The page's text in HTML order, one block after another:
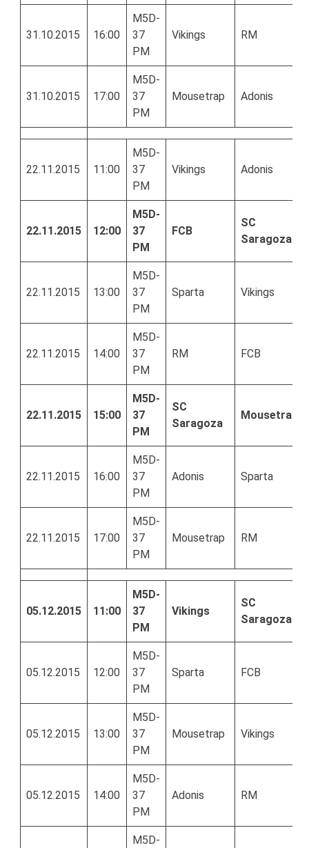
31.10.2015 16:00
M5D-
37
PM
Vikings RM
31.10.2015 17:00
M5D-
37
PM
Mousetrap Adonis
22.11.2015 11:00
M5D-
37
PM
Vikings Adonis
22.11.2015 12:00
M5D-
37
PM
FCB
SC
Saragoza
22.11.2015 13:00
M5D-
37
PM
Sparta Vikings
22.11.2015 14:00
M5D-
37
PM
RM FCB
22.11.2015 15:00
M5D-
37
PM
SC
Saragoza
Mousetrap
22.11.2015 16:00
M5D-
37
PM
Adonis Sparta
22.11.2015 17:00
M5D-
37
PM
Mousetrap RM
05.12.2015 11:00
M5D-
37
PM
Vikings
SC
Saragoza
05.12.2015 12:00
M5D-
37
PM
Sparta FCB
05.12.2015 13:00
M5D-
37
PM
Mousetrap Vikings
05.12.2015 14:00
M5D-
37
PM
Adonis RM
M5D-